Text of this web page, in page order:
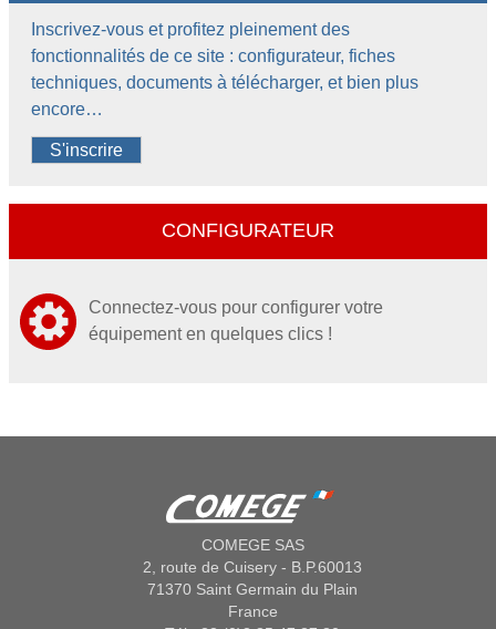
Inscrivez-vous et profitez pleinement des
fonctionnalités de ce site : configurateur, fiches
techniques, documents à télécharger, et bien plus
encore…
S'inscrire
CONFIGURATEUR
Connectez-vous pour configurer votre
équipement en quelques clics !
COMEGE SAS
2, route de Cuisery - B.P.60013
71370 Saint Germain du Plain
France